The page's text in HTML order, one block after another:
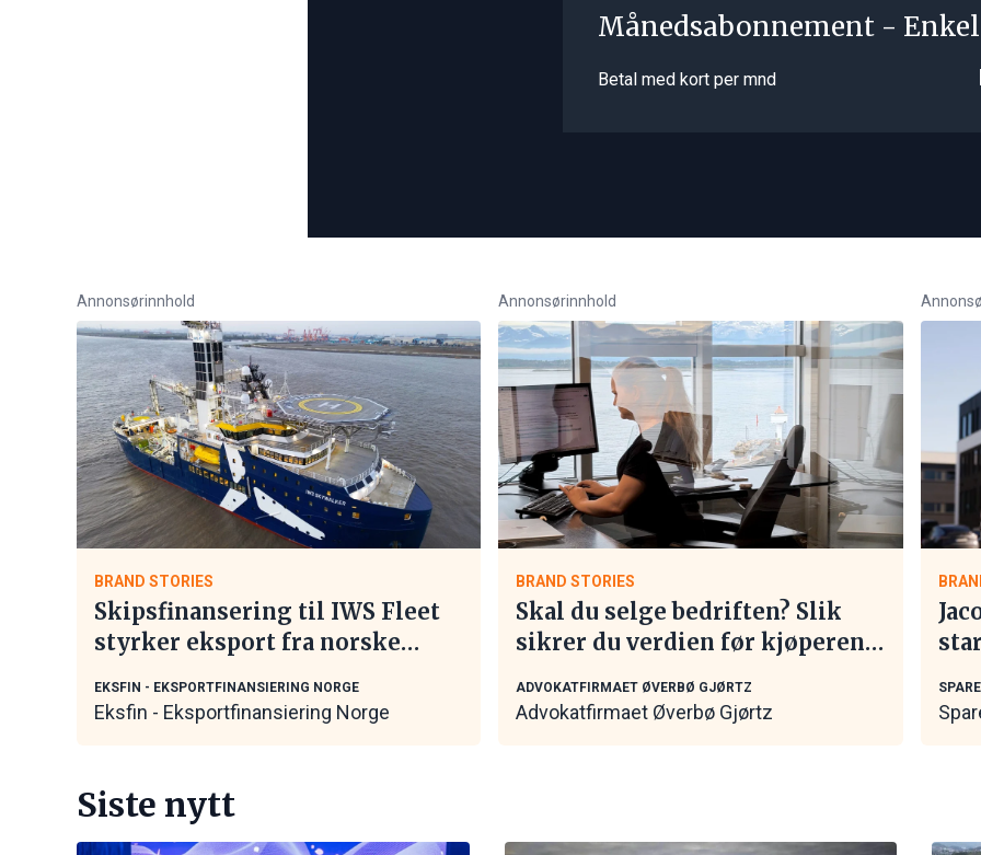
Månedsabonnement -
Betal med kort per mnd
Annonsørinnhold
BRAND STORIES
Skipsfinansering til IWS Fleet
styrker eksport fra norske
EKSFIN - EKSPORTFINANSIERING NORGE
Eksfin - Eksportfinansiering Norge
Annonsørinnhold
BRAND STORIES
Skal du selge bedriften? Slik
sikrer du verdien før kjøperen
ADVOKATFIRMAET ØVERBØ GJØRTZ
Advokatfirmaet Øverbø Gjørtz
Siste nytt